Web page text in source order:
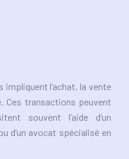
l’achat, la vente
Ces transactions peuvent
souvent l’aide d’un
d’un avocat spécialisé en